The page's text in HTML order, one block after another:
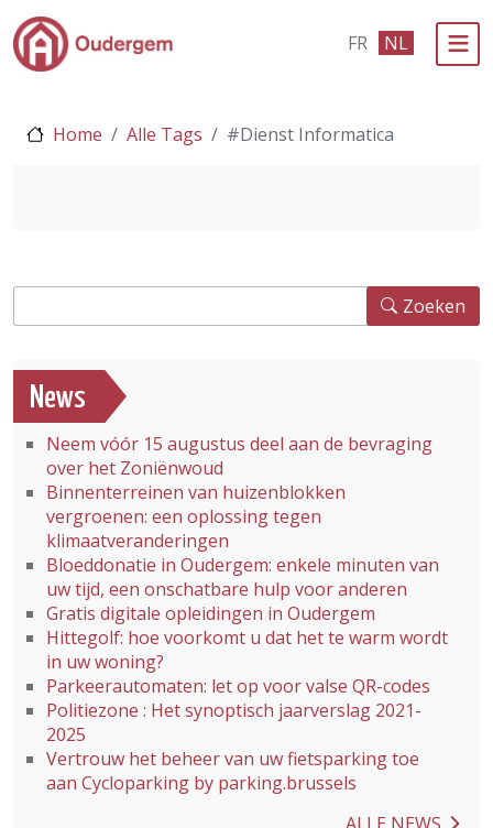
Ga naar de hoofdinhoud FR NL
Home Alle Tags #Dienst Informatica
Zoeken
News
Neem vóór 15 augustus deel aan de bevraging
over het Zoniënwoud
Binnenterreinen van huizenblokken
vergroenen: een oplossing tegen
klimaatveranderingen
Bloeddonatie in Oudergem: enkele minuten van
uw tijd, een onschatbare hulp voor anderen
Gratis digitale opleidingen in Oudergem
Hittegolf: hoe voorkomt u dat het te warm wordt
in uw woning?
Parkeerautomaten: let op voor valse QR-codes
Politiezone : Het synoptisch jaarverslag 2021-
2025
Vertrouw het beheer van uw fietsparking toe
aan Cycloparking by parking.brussels
ALLE NEWS